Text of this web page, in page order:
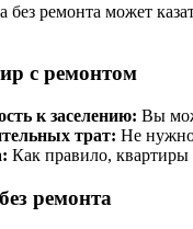
без ремонта может
с ремонтом
к заселению: Вы
трат: Не нужно
Как правило, квартиры
ремонта